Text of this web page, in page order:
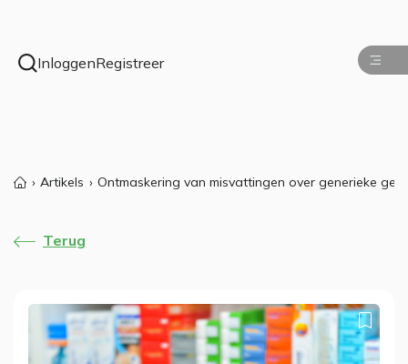
InloggenRegistreer
Artikels Ontmaskering van misvattingen over generieke
Terug